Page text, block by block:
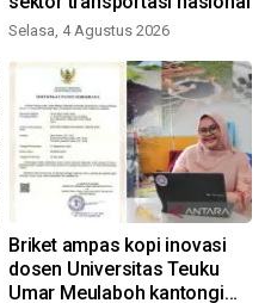
Selasa, 4 Agustus 2026
Briket ampas kopi inovasi
dosen Universitas Teuku
Umar Meulaboh kantongi